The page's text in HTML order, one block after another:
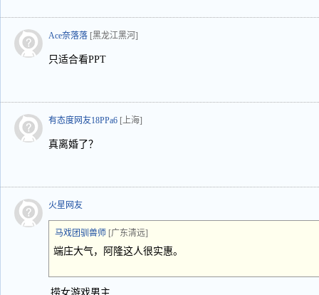
Ace奈落落 [黑龙江黑河]
只适合看PPT
有态度网友18PPa6 [上海]
真离婚了？
火星网友
马戏团驯兽师 [广东清远]
端庄大气，阿隆这人很实惠。
捞女游戏男主